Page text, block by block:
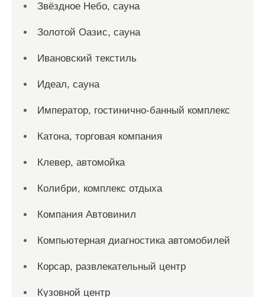
Звёздное Небо, сауна
Золотой Оазис, сауна
Ивановский текстиль
Идеал, сауна
Император, гостинично-банный комплекс
Катона, торговая компания
Клевер, автомойка
Колибри, комплекс отдыха
Компания Автовинил
Компьютерная диагностика автомобилей
Корсар, развлекательный центр
Кузовной центр